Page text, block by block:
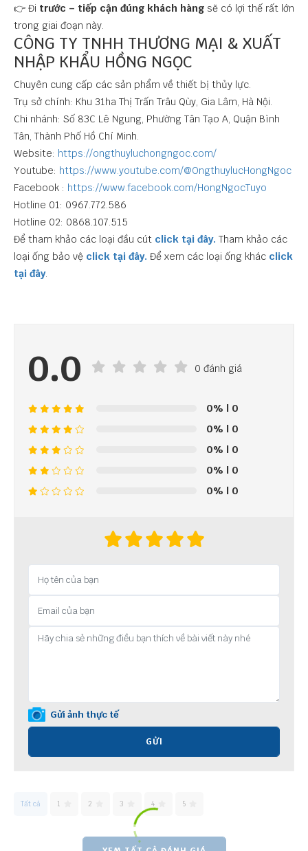
👉 Đi trước – tiếp cận đúng khách hàng sẽ có lợi thế rất lớn
trong giai đoạn này.
CÔNG TY TNHH THƯƠNG MẠI & XUẤT
NHẬP KHẨU HỒNG NGỌC
Chuyên cung cấp các sản phẩm về thiết bị thủy lực.
Trụ sở chính: Khu 31ha Thị Trấn Trâu Qùy, Gia Lâm, Hà Nội.
Chi nhánh: Số 83C Lê Ngung, Phường Tân Tạo A, Quận Bình
Tân, Thành Phố Hồ Chí Minh.
Website: https://ongthuyluchongngoc.com/
Youtube: https://www.youtube.com/@OngthuylucHongNgoc
Facebook : https://www.facebook.com/HongNgocTuyo
Hotline 01: 0967.772.586
Hotline 02: 0868.107.515
Để tham khảo các loại đầu cút click tại đây. Tham khảo các
loại ống bảo vệ click tại đây. Để xem các loại ống khác click
tại đây.
0.0 0 đánh giá
0% | 0
0% | 0
0% | 0
0% | 0
0% | 0
Gửi ảnh thực tế
GỬI
Tất cả 1 2 3 4 5